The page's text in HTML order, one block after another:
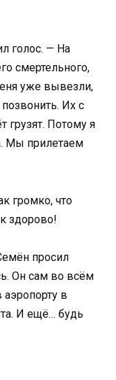
голос. — На
смертельного,
уже вывезли,
Их с
грузят. Потому я
Мы прилетаем
громко, что
здорово!
просил
Он сам во всём
аэропорту в
И ещё… будь